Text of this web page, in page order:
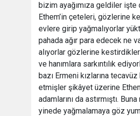
bizim ayağımıza geldiler işte
Ethem’in çeteleri, gözlerine
evlere girip yağmalıyorlar
pahada ağır para edecek ne
alıyorlar gözlerine
ve hanımlara sarkıntılık
bazı Ermeni kızlarına
etmişler şikâyet üzerine
adamlarını da astırmıştı.
yinede yağmalamaya göz